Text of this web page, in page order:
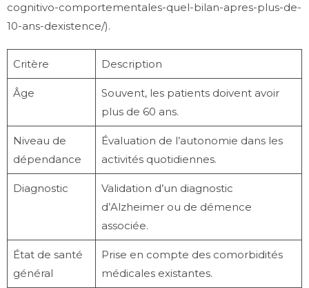
cognitivo-comportementales-quel-bilan-apres-plus-de-
10-ans-dexistence/).
Critère Description
Âge
Souvent, les patients doivent avoir
plus de 60 ans.
Niveau de
dépendance
Évaluation de l’autonomie dans les
activités quotidiennes.
Diagnostic
Validation d’un diagnostic
d’Alzheimer ou de démence
associée.
État de santé
général
Prise en compte des comorbidités
médicales existantes.